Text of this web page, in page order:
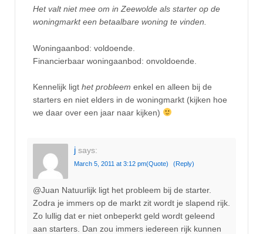
Het valt niet mee om in Zeewolde als starter op de
woningmarkt een betaalbare woning te vinden.
Woningaanbod: voldoende.
Financierbaar woningaanbod: onvoldoende.
Kennelijk ligt het probleem enkel en alleen bij de
starters en niet elders in de woningmarkt (kijken hoe
we daar over een jaar naar kijken)
j says:
March 5, 2011 at 3:12 pm(Quote) (Reply)
@Juan Natuurlijk ligt het probleem bij de starter.
Zodra je immers op de markt zit wordt je slapend rijk.
Zo lullig dat er niet onbeperkt geld wordt geleend
aan starters. Dan zou immers iedereen rijk kunnen